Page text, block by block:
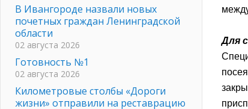
Для
В Ивангороде назвали новых
почетных граждан Ленинградской
области
02 августа 2026
Готовность №1
02 августа 2026
Километровые столбы «Дороги
жизни» отправили на реставрацию